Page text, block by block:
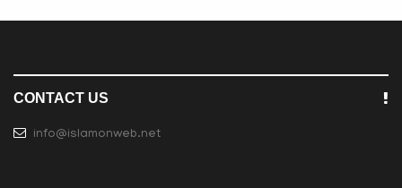
CONTACT US
info@islamonweb.net